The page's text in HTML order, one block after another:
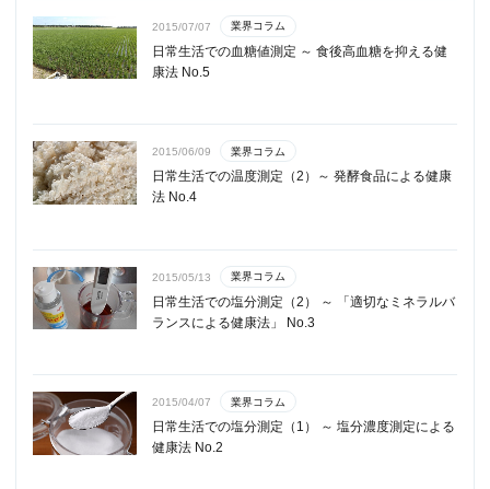
2015/07/07 業界コラム
日常生活での血糖値測定 ～ 食後高血糖を抑える健
康法 No.5
2015/06/09 業界コラム
日常生活での温度測定（2）～ 発酵食品による健康
法 No.4
2015/05/13 業界コラム
日常生活での塩分測定（2） ～ 「適切なミネラルバ
ランスによる健康法」 No.3
2015/04/07 業界コラム
日常生活での塩分測定（1） ～ 塩分濃度測定による
健康法 No.2